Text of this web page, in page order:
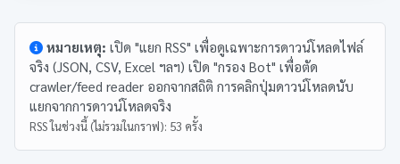
หมายเหตุ: เปิด "แยก RSS" เพื่อดูเฉพาะการดาวน์โหลดไฟล์
จริง (JSON, CSV, Excel ฯลฯ) เปิด "กรอง Bot" เพื่อตัด
crawler/feed reader ออกจากสถิติ การคลิกปุ่มดาวน์โหลดนับ
แยกจากการดาวน์โหลดจริง
RSS ในช่วงนี้ (ไม่รวมในกราฟ): 53 ครั้ง